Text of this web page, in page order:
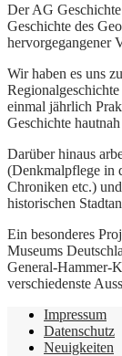
Der AG
Geschichte des
hervorgegangener
Wir haben es uns
einmal jährlich
Geschichte
Darüber hinaus
(Denkmalpflege in
Chroniken etc.)
historischen
Ein besonderes
Museums
General-Hammer-
verschiedenste
Impressum
Datenschutz
Neuigkeiten